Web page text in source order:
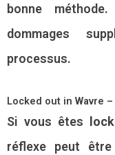
bonne
dommages
processus.
Locked out in Wavre
Si vous êtes
réflexe peut être